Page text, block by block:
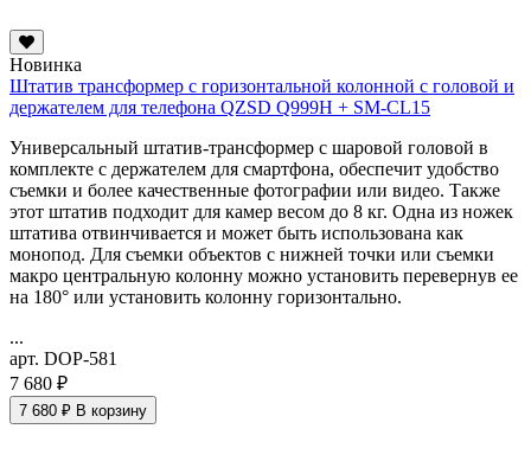
Новинка
Штатив трансформер с горизонтальной колонной с головой и
держателем для телефона QZSD Q999H + SM-CL15
Универсальный штатив-трансформер с шаровой головой в
комплекте с держателем для смартфона, обеспечит удобство
съемки и более качественные фотографии или видео. Также
этот штатив подходит для камер весом до 8 кг. Одна из ножек
штатива отвинчивается и может быть использована как
монопод. Для съемки объектов с нижней точки или съемки
макро центральную колонну можно установить перевернув ее
на 180° или установить колонну горизонтально.
...
арт. DOP-581
7 680 ₽
7 680 ₽ В корзину